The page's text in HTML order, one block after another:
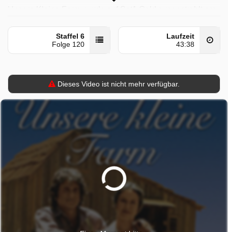
wurde zuerst am Donnerstag 5 September 2024 gepostet.
Staffel 6
Folge 120
Laufzeit
43:38
Dieses Video ist nicht mehr verfügbar.